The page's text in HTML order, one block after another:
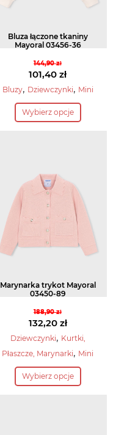
produktu
Bluza łączone tkaniny
Mayoral 03456-36
144,90zł
Pierwotna
cena
wynosiła:
144,90 zł.
101,40 zł
Aktualna
cena
wynosi:
Bluzy, Dziewczynki, Mini
Wybierz opcje
Ten
produkt
Opcje
można
wybrać
na
stronie
produktu
Marynarka trykot Mayoral
03450-89
188,90zł
Pierwotna
cena
wynosiła:
132,20 zł
Aktualna
cena
132,20 zł.
Dziewczynki, Kurtki,
Płaszcze, Marynarki, Mini
Wybierz opcje
Ten
produkt